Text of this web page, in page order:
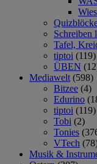
Schreiben
Tafel,
tiptoi (119)
ÜBEN
Mediawelt (598)
Bitzee (4)
Edurino
tiptoi (119)
Tobi (2)
Tonies
VTech
Musik &